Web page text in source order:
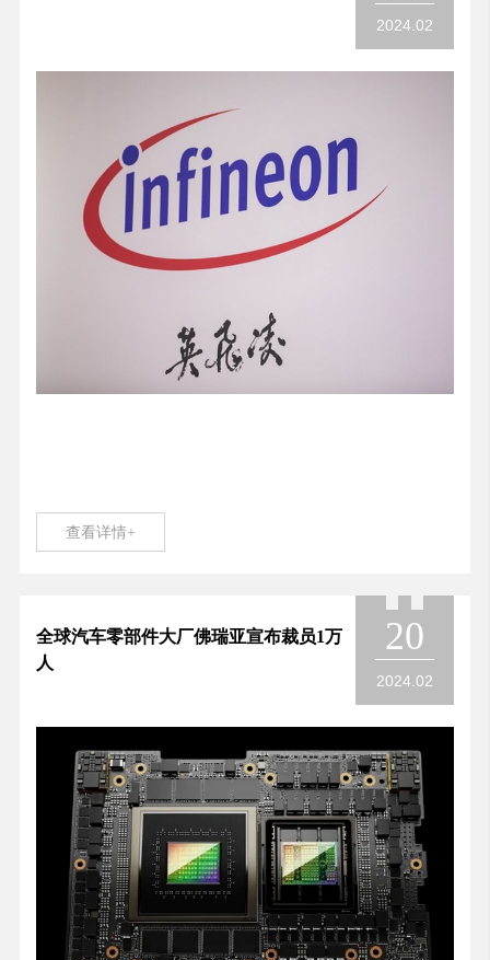
2024.02
查看详情+
全球汽车零部件大厂佛瑞亚宣布裁员1万
人
20
2024.02